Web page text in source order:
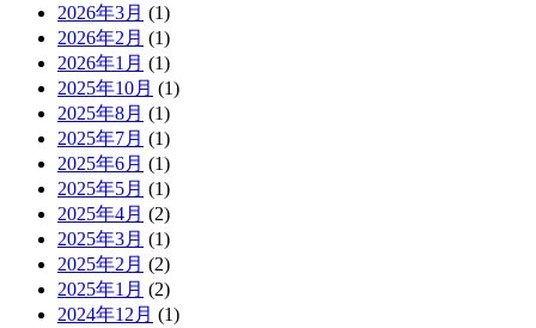
2026年3月 (1)
2026年2月 (1)
2026年1月 (1)
2025年10月 (1)
2025年8月 (1)
2025年7月 (1)
2025年6月 (1)
2025年5月 (1)
2025年4月 (2)
2025年3月 (1)
2025年2月 (2)
2025年1月 (2)
2024年12月 (1)